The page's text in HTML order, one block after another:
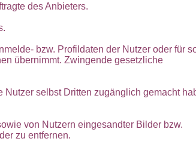
des Anbieters.
bzw. Profildaten der Nutzer oder für
übernimmt. Zwingende gesetzliche
selbst Dritten zugänglich gemacht
von Nutzern eingesandter Bilder bzw.
zu entfernen.